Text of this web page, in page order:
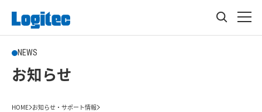
NEWS
お知らせ
HOME お知らせ・サポート情報